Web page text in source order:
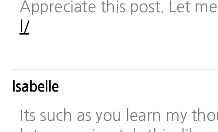
Appreciate this post. Let
l/
Isabelle
Its such as you learn my